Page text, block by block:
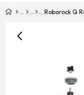
Roborock Q